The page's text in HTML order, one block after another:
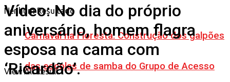
Carnaval na Floresta: Construção dos galpões
das escolas de samba do Grupo de Acesso
Nenhum Resultado
View All Result
Vídeo: No dia do próprio
aniversário, homem flagra
esposa na cama com
‘Ricardão’.